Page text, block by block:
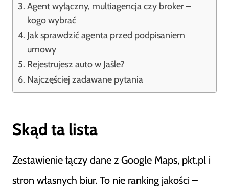
Agent wyłączny, multiagencja czy broker –
kogo wybrać
Jak sprawdzić agenta przed podpisaniem
umowy
Rejestrujesz auto w Jaśle?
Najczęściej zadawane pytania
Skąd ta lista
Zestawienie łączy dane z Google Maps, pkt.pl i
stron własnych biur. To nie ranking jakości –